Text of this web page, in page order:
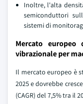
Inoltre, l'alta
semiconduttori
sistemi di
Mercato
vibrazionale per
Il mercato europeo è
2025 e dovrebbe
(CAGR) del 7,5% tra il